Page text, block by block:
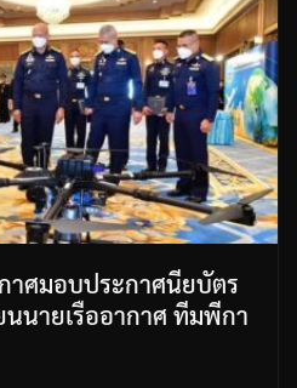
าศมอบประกาศนียบัตร
นนายเรืออากาศ ทีมพีกา